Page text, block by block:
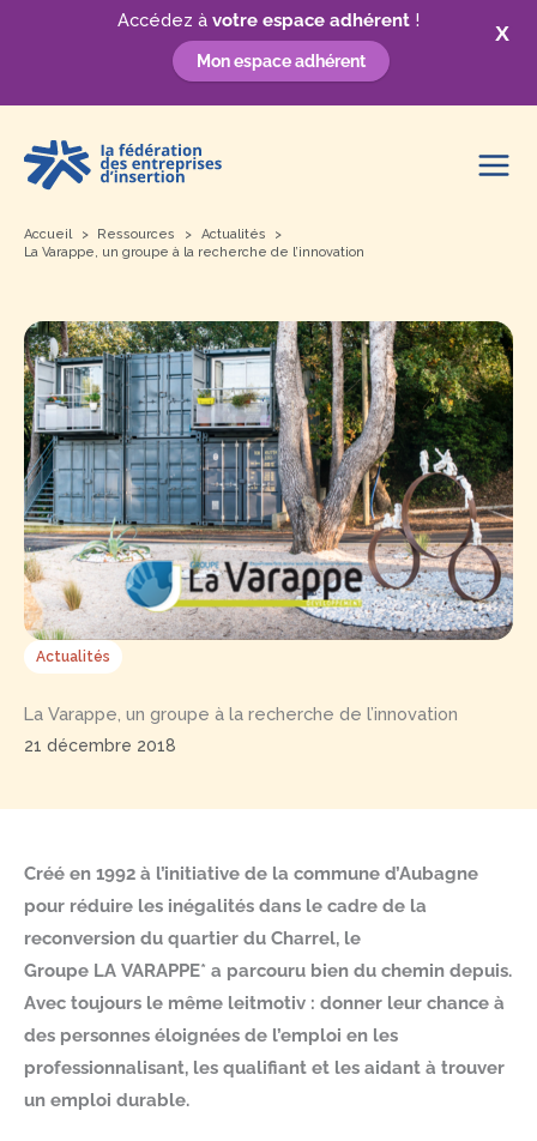
X
Accédez à votre espace adhérent !
Mon espace adhérent
contenu
Accueil Ressources
Actualités
La Varappe, un groupe à la recherche de l’innovation
Actualités
La Varappe, un groupe à la recherche de l’innovation
21 décembre 2018
Créé en 1992 à l’initiative de la commune d’Aubagne
pour réduire les inégalités dans le cadre de la
reconversion du quartier du Charrel, le
Groupe LA VARAPPE* a parcouru bien du chemin depuis.
Avec toujours le même leitmotiv : donner leur chance à
des personnes éloignées de l’emploi en les
professionnalisant, les qualifiant et les aidant à trouver
un emploi durable.